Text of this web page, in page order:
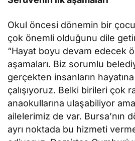
Okul öncesi dönemin bir
çok önemli olduğunu dile
“Hayat boyu devam edecek
aşamaları. Biz sorumlu
gerçekten insanların
çalışıyoruz. Belki birileri çok
anaokullarına ulaşabiliyor
ailelerimiz de var. Bursa’nın
ayrı noktada bu hizmeti